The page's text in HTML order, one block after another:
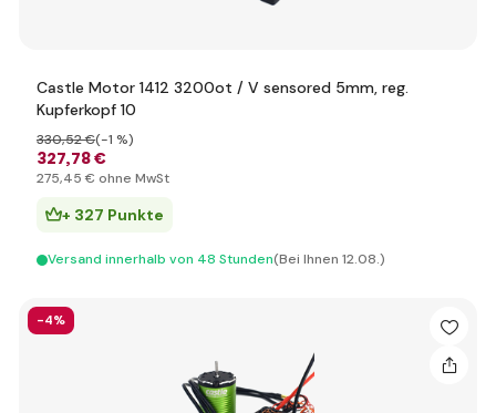
Castle Motor 1412 3200ot / V sensored 5mm, reg.
Kupferkopf 10
327,78 €
330,52 €(-1 %)
275,45 € ohne MwSt
+ 327 Punkte
Versand innerhalb von 48 Stunden(Bei Ihnen 12.08.)
-4%